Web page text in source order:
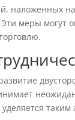
наложенных
меры могут
таким